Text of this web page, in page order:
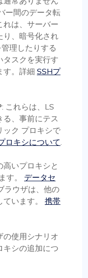
ー間のデータ転
れは、サーバー
り、暗号化され
理したりする
タスクを実行す
す。詳細 SSHプ
: これらは、LS
る、事前にテス
ック プロキシで
ロキシについて.
いプロキシと
す。 データセ
ラウザは、他の
います。 携帯
の使用シナリオ
キシの追加につ